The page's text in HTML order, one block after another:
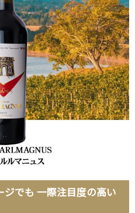
でも 一際注目度の高い